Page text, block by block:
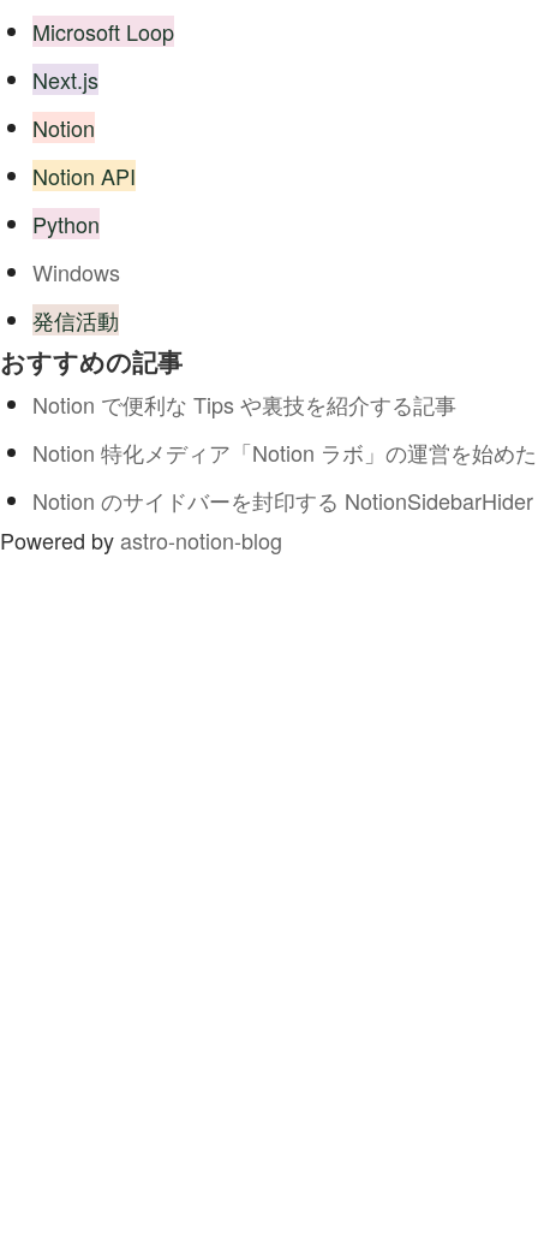
Microsoft Loop
Next.js
Notion
Notion API
Python
Windows
発信活動
おすすめの記事
Notion で便利な Tips や裏技を紹介する記事
Notion 特化メディア「Notion ラボ」の運営を始めた
Notion のサイドバーを封印する NotionSidebarHider
Powered byastro-notion-blog